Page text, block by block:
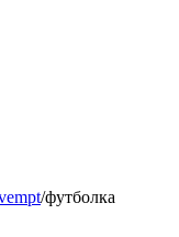
/футболка